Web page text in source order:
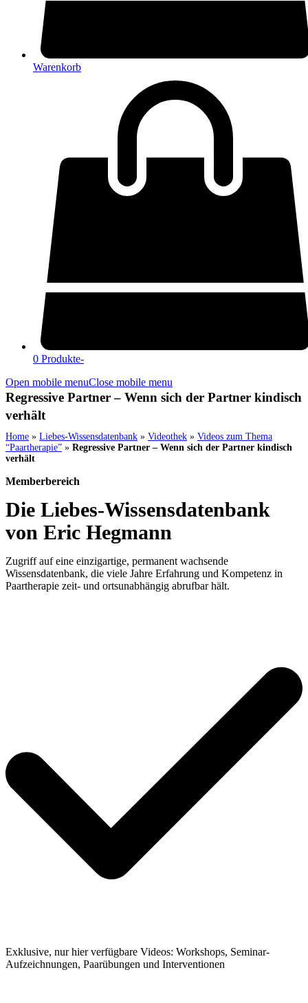
Warenkorb
0 Produkte-
Open mobile menuClose mobile menu
Regressive Partner – Wenn sich der Partner kindisch
verhält
Home » Liebes-Wissensdatenbank » Videothek » Videos zum Thema
“Paartherapie” » Regressive Partner – Wenn sich der Partner kindisch
verhält
Memberbereich
Die Liebes-Wissensdatenbank
von Eric Hegmann
Zugriff auf eine einzigartige, permanent wachsende
Wissensdatenbank, die viele Jahre Erfahrung und Kompetenz in
Paartherapie zeit- und ortsunabhängig abrufbar hält.
Exklusive, nur hier verfügbare Videos: Workshops, Seminar-
Aufzeichnungen, Paarübungen und Interventionen